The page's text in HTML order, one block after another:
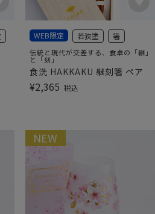
WEB限定 若狭塗 箸
伝統と現代が交差する、食卓の「継」
と「刻」
食洗 HAKKAKU 継刻箸 ペア
¥2,365 税込
NEW